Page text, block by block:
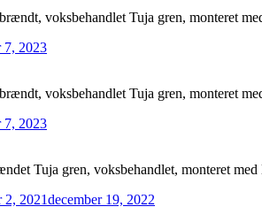
voksbehandlet Tuja gren, monteret
7, 2023
voksbehandlet Tuja gren, monteret
7, 2023
Tuja gren, voksbehandlet, monteret
2, 2021december 19, 2022